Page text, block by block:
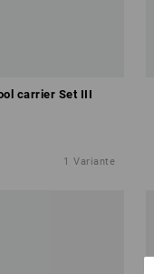
carrier Set III
1 Variante